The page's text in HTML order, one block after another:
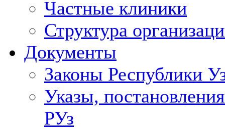
Частные клиники
Структура
Документы
Законы Республики
Указы,
РУз